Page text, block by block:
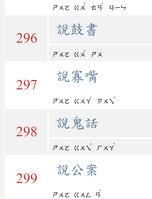
ㄕㄨㄛ ㄍㄨ
ˇ
ㄊㄢ
ˊ
ㄐㄧㄣ
296
說鼓書
ㄕㄨㄛ ㄍㄨ
ˇ
ㄕㄨ
297
說寡嘴
ㄕㄨㄛ ㄍㄨㄚ
ˇ
ㄗㄨㄟ
ˇ
298
說鬼話
ㄕㄨㄛ ㄍㄨㄟ
ˇ
ㄏㄨㄚ
ˋ
299
說公案
ㄕㄨㄛ ㄍㄨㄥ ㄢ
ˋ